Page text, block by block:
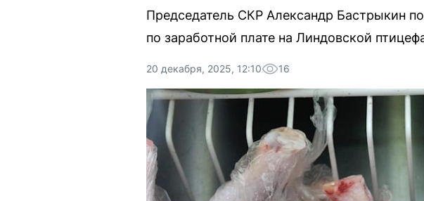
Председатель СКР Александр Бастрыкин
по заработной плате на Линдовской
20 декабря, 2025, 12:10 16